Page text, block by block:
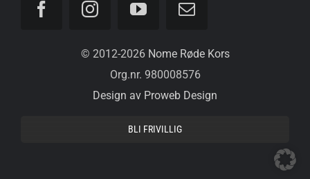
© 2012-2026 Nome Røde Kors
Org.nr. 980008576
Design av Proweb Design
BLI FRIVILLIG